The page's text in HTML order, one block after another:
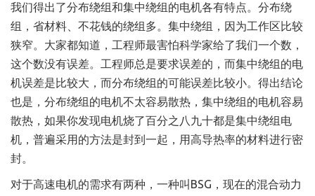
我们得出了分布绕组和集中绕组的电机各有特点。分布绕
组，省材料、不花钱的绕组多。集中绕组，因为工作区比较
狭窄。大家都知道，工程师最害怕科学家给了我们一个数，
这个数没有误差。工程师总是要求误差的，而集中绕组的电
机误差是比较大，而分布绕组的可能误差比较小。得出结论
也是，分布绕组的电机不太容易散热，集中绕组的电机容易
散热，如果你发现电机烧了百分之八九十都是集中绕组电
机，普遍采用的方法是封到一起，用高导热率的材料进行密
封。
对于高速电机的需求有两种，一种叫BSG，现在的混合动力